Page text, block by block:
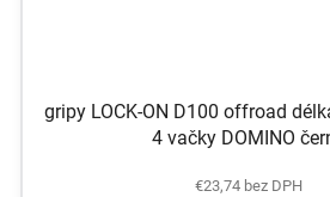
gripy LOCK-ON D100 offroad
4 vačky DOMINO
€23,74 bez DPH